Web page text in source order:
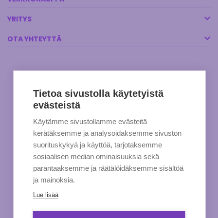
YRITYS
OTA YHTEYTTÄ
Tietoa sivustolla käytetyistä
evästeistä
Käytämme sivustollamme evästeitä
kerätäksemme ja analysoidaksemme sivuston
suorituskykyä ja käyttöä, tarjotaksemme
sosiaalisen median ominaisuuksia sekä
parantaaksemme ja räätälöidäksemme sisältöä
ja mainoksia.
Lue lisää